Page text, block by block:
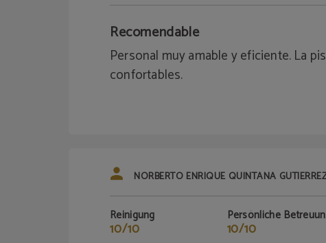
Recomendable
Personal muy amable y eficiente. La
confortables.
NORBERTO ENRIQUE QUINTANA
Reinigung
10/10
Persönliche
10/10